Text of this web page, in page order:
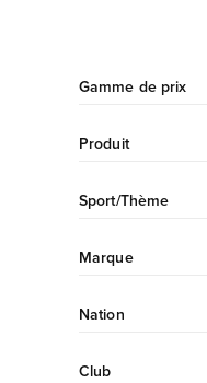
Gamme de prix
Produit
Sport/Thème
Marque
Nation
Club